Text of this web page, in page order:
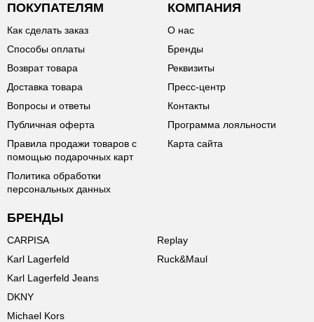
ПОКУПАТЕЛЯМ
Как сделать заказ
Способы оплаты
Возврат товара
Доставка товара
Вопросы и ответы
Публичная оферта
Правила продажи товаров с
помощью подарочных карт
Политика обработки
персональных данных
КОМПАНИЯ
О нас
Бренды
Реквизиты
Пресс-центр
Контакты
Программа лояльности
Карта сайта
БРЕНДЫ
CARPISA
Karl Lagerfeld
Karl Lagerfeld Jeans
DKNY
Michael Kors
Replay
Ruck&Maul